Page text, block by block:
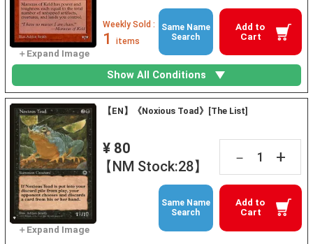
Add to
Cart
Weekly Sold :
1 items
Same Name
Search
Show All Conditions
【EN】《Noxious Toad》[The List]
¥ 80
【NM Stock:28】
－ +
Add to
Cart
Same Name
Search